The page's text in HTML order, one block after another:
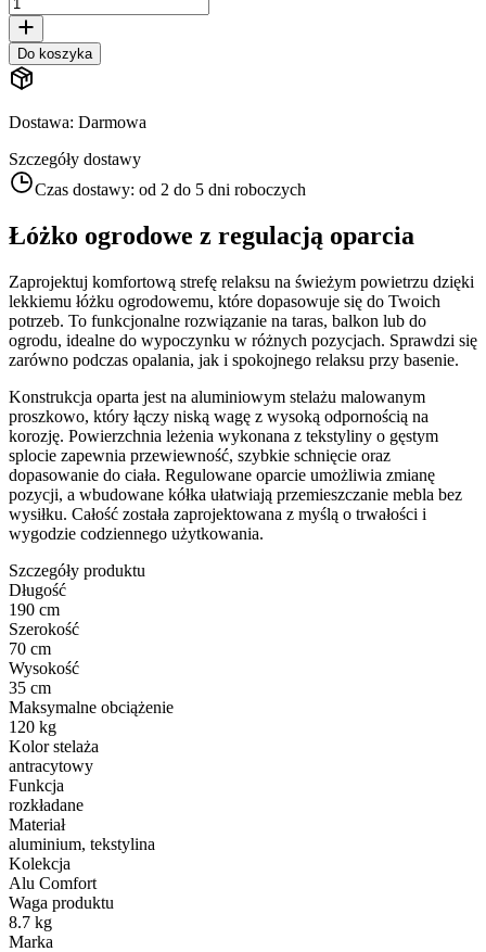
Do koszyka
Dostawa: Darmowa
Szczegóły dostawy
Czas dostawy: od 2 do 5 dni roboczych
Łóżko ogrodowe z regulacją oparcia
Zaprojektuj komfortową strefę relaksu na świeżym powietrzu dzięki
lekkiemu łóżku ogrodowemu, które dopasowuje się do Twoich
potrzeb. To funkcjonalne rozwiązanie na taras, balkon lub do
ogrodu, idealne do wypoczynku w różnych pozycjach. Sprawdzi się
zarówno podczas opalania, jak i spokojnego relaksu przy basenie.
Konstrukcja oparta jest na aluminiowym stelażu malowanym
proszkowo, który łączy niską wagę z wysoką odpornością na
korozję. Powierzchnia leżenia wykonana z tekstyliny o gęstym
splocie zapewnia przewiewność, szybkie schnięcie oraz
dopasowanie do ciała. Regulowane oparcie umożliwia zmianę
pozycji, a wbudowane kółka ułatwiają przemieszczanie mebla bez
wysiłku. Całość została zaprojektowana z myślą o trwałości i
wygodzie codziennego użytkowania.
Szczegóły produktu
Długość
190 cm
Szerokość
70 cm
Wysokość
35 cm
Maksymalne obciążenie
120 kg
Kolor stelaża
antracytowy
Funkcja
rozkładane
Materiał
aluminium, tekstylina
Kolekcja
Alu Comfort
Waga produktu
8.7 kg
Marka